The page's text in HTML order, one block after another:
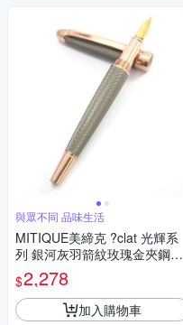
與眾不同 品味生活
MITIQUE美締克 ?clat 光輝系
列 銀河灰羽箭紋玫瑰金夾鋼筆
M尖(限量珍藏版)
$2,278
加入購物車